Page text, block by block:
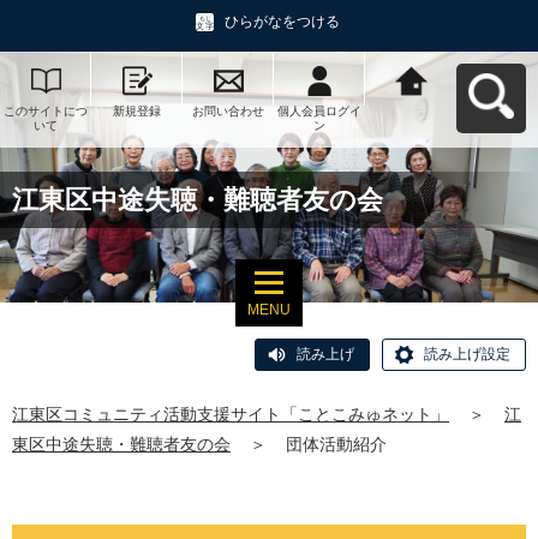
ひらがなをつける
このサイトにつ
いて
新規登録 お問い合わせ
個人会員ログイ
ン
ティ活動支援サ
イト「ことこみ
ゅネット」へ戻
る
江東区中途失聴・難聴者友の会
MENU
読み上げ 読み上げ設定
江東区コミュニティ活動支援サイト「ことこみゅネット」 ＞
江
東区中途失聴・難聴者友の会
＞ 団体活動紹介